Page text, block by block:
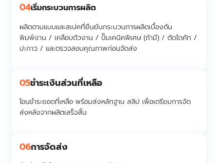
04เริ่มกระบวนการผลิต
ผลิตตามแบบและสเปคที่ยืนยันกระบวนการผลิตเบื้องต้น
พิมพ์งาน / เคลือบตัวงาน / ปั๊มเคนิคพิเศษ (ถ้ามี) / ตัดไดคัท /
ปะกาว / และตรวจสอบคุณภาพก่อนจัดส่ง
05ชำระเงินส่วนที่เหลือ
โอนชำระยอดที่เหลือ พร้อมส่งหลักฐาน สลิป เพื่อเตรียมการจัด
ส่งหลังจากผลิตเสร็จสิ้น
06การจัดส่ง